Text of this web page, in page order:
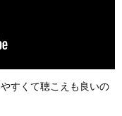
すくて聴こえも良いの